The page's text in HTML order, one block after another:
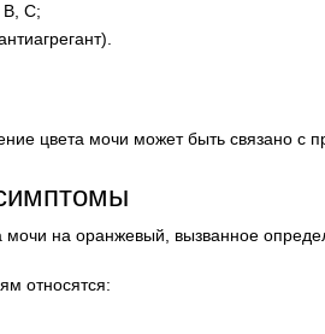
В, С;
цвета мочи может быть связано с
мочи на оранжевый, вызванное
относятся: